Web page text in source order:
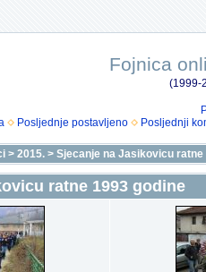
Fojnica
(1999-
Posljednje postavljeno Posljednji
> 2015. > Sjecanje na Jasikovicu ratne
ratne 1993 godine